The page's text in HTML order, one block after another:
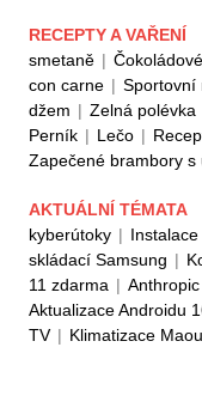
RECEPTY A VAŘENÍ
smetaně |
con carne | Sportovní
džem | Zelná polévka
Perník | Lečo |
Zapečené brambory s
AKTUÁLNÍ TÉMATA
kyberútoky |
skládací Samsung |
11 zdarma |
Aktualizace Androidu
TV | Klimatizace